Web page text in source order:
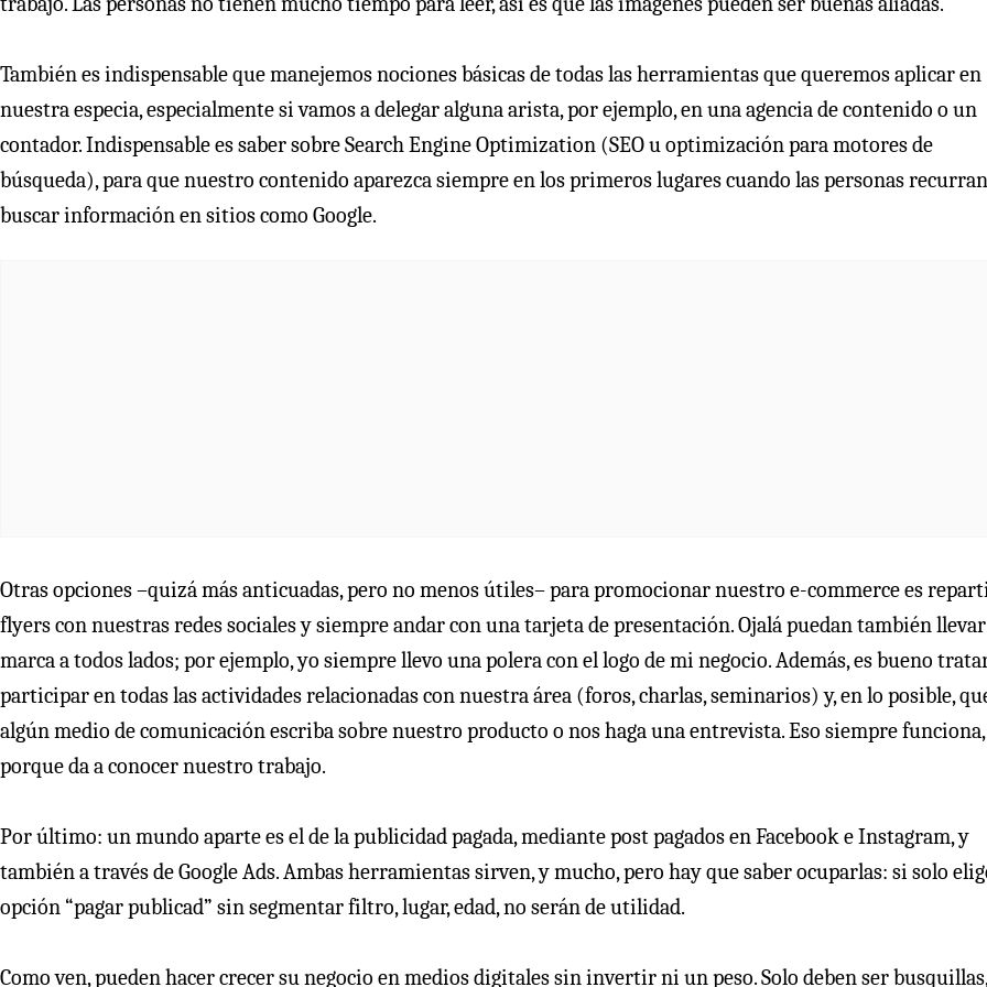
También es indispensable que manejemos nociones básicas de todas las herramientas que queremos aplicar en
nuestra especia, especialmente si vamos a delegar alguna arista, por ejemplo, en una agencia de contenido o un
contador. Indispensable es saber sobre Search Engine Optimization (SEO u optimización para motores de
búsqueda), para que nuestro contenido aparezca siempre en los primeros lugares cuando las personas
buscar información en sitios como Google.
Otras opciones –quizá más anticuadas, pero no menos útiles– para promocionar nuestro e-commerce es
flyers con nuestras redes sociales y siempre andar con una tarjeta de presentación. Ojalá puedan también
marca a todos lados; por ejemplo, yo siempre llevo una polera con el logo de mi negocio. Además, es bueno
participar en todas las actividades relacionadas con nuestra área (foros, charlas, seminarios) y, en lo posible,
algún medio de comunicación escriba sobre nuestro producto o nos haga una entrevista. Eso siempre funciona,
porque da a conocer nuestro trabajo.
Por último: un mundo aparte es el de la publicidad pagada, mediante post pagados en Facebook e Instagram, y
también a través de Google Ads. Ambas herramientas sirven, y mucho, pero hay que saber ocuparlas: si solo
opción “pagar publicad” sin segmentar filtro, lugar, edad, no serán de utilidad.
Como ven, pueden hacer crecer su negocio en medios digitales sin invertir ni un peso. Solo deben ser busquillas,